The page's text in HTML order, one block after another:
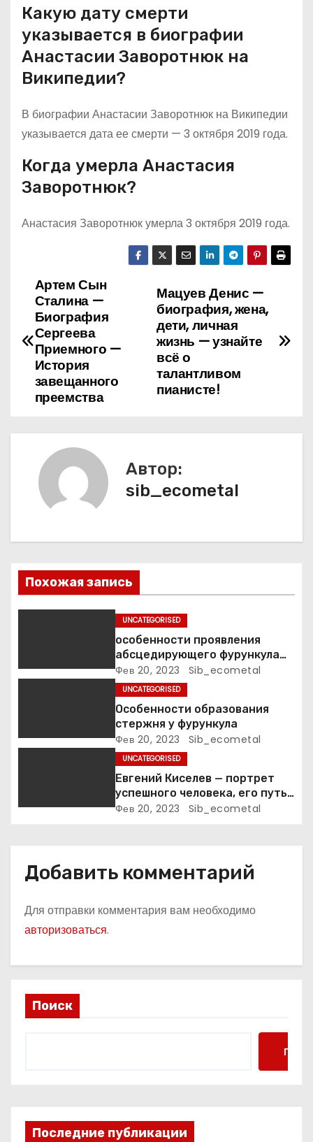
Какую дату смерти
указывается в биографии
Анастасии Заворотнюк на
Википедии?
В биографии Анастасии Заворотнюк на Википедии
указывается дата ее смерти — 3 октября 2019 года.
Когда умерла Анастасия
Заворотнюк?
Анастасия Заворотнюк умерла 3 октября 2019 года.
Н
в
а
о
з
п
с
Мацуев Денис —
биография, жена,
дети, личная
жизнь — узнайте
всё о
талантливом
пианисте!
Артем Сын
Сталина —
Биография
Сергеева
Приемного —
История
завещанного
преемства
Автор:
sib_ecometal
Похожая запись
UNCATEGORISED
особенности проявления
абсцедирующего фурункула
код по МКБ-10
Фев 20, 2023 Sib_ecometal
UNCATEGORISED
Особенности образования
стержня у фурункула
Фев 20, 2023 Sib_ecometal
UNCATEGORISED
Евгений Киселев — портрет
успешного человека, его путь
к славе и личное счастье
Фев 20, 2023 Sib_ecometal
Добавить комментарий
Для отправки комментария вам необходимо
авторизоваться.
Поиск
Поиск
Последние публикации